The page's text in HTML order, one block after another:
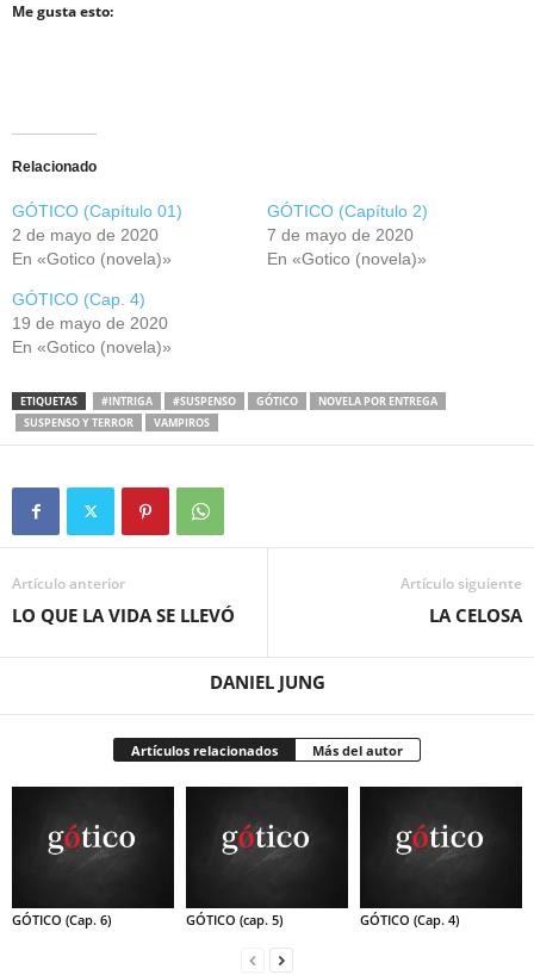
Me gusta esto:
Relacionado
GÓTICO (Capítulo 01)
2 de mayo de 2020
En «Gotico (novela)»
GÓTICO (Capítulo 2)
7 de mayo de 2020
En «Gotico (novela)»
GÓTICO (Cap. 4)
19 de mayo de 2020
En «Gotico (novela)»
ETIQUETAS #INTRIGA #SUSPENSO GÓTICO
NOVELA POR ENTREGA
SUSPENSO Y TERROR
VAMPIROS
Artículo anterior
LO QUE LA VIDA SE LLEVÓ
Artículo siguiente
LA CELOSA
DANIEL JUNG
Artículos relacionados Más del autor
GÓTICO (Cap. 6) GÓTICO (cap. 5) GÓTICO (Cap. 4)